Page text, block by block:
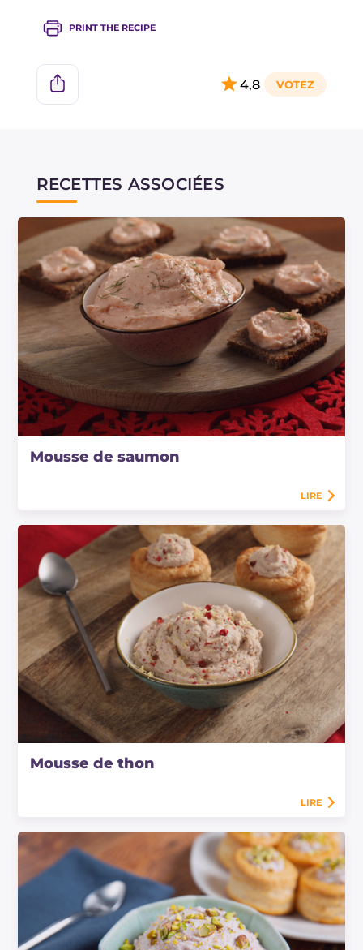
PRINT THE RECIPE
4,8
RECETTES ASSOCIÉES
Mousse de saumon
LIRE
Mousse de thon
LIRE